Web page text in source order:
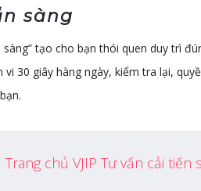
sàng
sàng” tạo cho bạn thói quen duy trì
vi 30 giây hàng ngày, kiểm tra lại,
Trang chủ VJIP Tư vấn cải